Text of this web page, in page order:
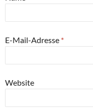
E-Mail-Adresse *
Website